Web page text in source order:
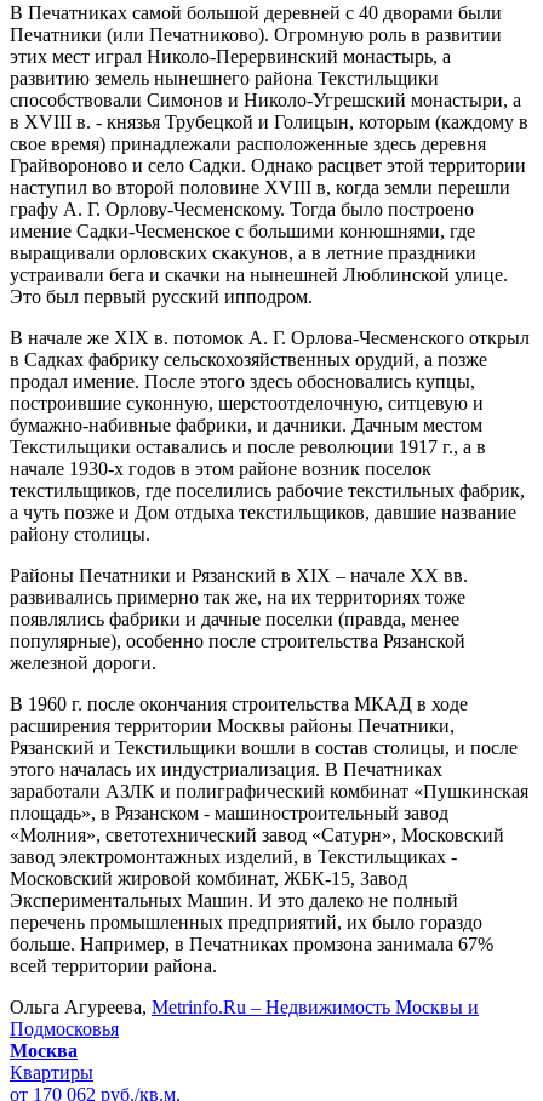
В Печатниках самой большой деревней с 40 дворами были
Печатники (или Печатниково). Огромную роль в развитии
этих мест играл Николо-Перервинский монастырь, а
развитию земель нынешнего района Текстильщики
способствовали Симонов и Николо-Угрешский монастыри, а
в XVIII в. - князья Трубецкой и Голицын, которым (каждому в
свое время) принадлежали расположенные здесь деревня
Грайвороново и село Садки. Однако расцвет этой территории
наступил во второй половине XVIII в, когда земли перешли
графу А. Г. Орлову-Чесменскому. Тогда было построено
имение Садки-Чесменское с большими конюшнями, где
выращивали орловских скакунов, а в летние праздники
устраивали бега и скачки на нынешней Люблинской улице.
Это был первый русский ипподром.
В начале же XIX в. потомок А. Г. Орлова-Чесменского открыл
в Садках фабрику сельскохозяйственных орудий, а позже
продал имение. После этого здесь обосновались купцы,
построившие суконную, шерстоотделочную, ситцевую и
бумажно-набивные фабрики, и дачники. Дачным местом
Текстильщики оставались и после революции 1917 г., а в
начале 1930-х годов в этом районе возник поселок
текстильщиков, где поселились рабочие текстильных фабрик,
а чуть позже и Дом отдыха текстильщиков, давшие название
району столицы.
Районы Печатники и Рязанский в XIX – начале XX вв.
развивались примерно так же, на их территориях тоже
появлялись фабрики и дачные поселки (правда, менее
популярные), особенно после строительства Рязанской
железной дороги.
В 1960 г. после окончания строительства МКАД в ходе
расширения территории Москвы районы Печатники,
Рязанский и Текстильщики вошли в состав столицы, и после
этого началась их индустриализация. В Печатниках
заработали АЗЛК и полиграфический комбинат «Пушкинская
площадь», в Рязанском - машиностроительный завод
«Молния», светотехнический завод «Сатурн», Московский
завод электромонтажных изделий, в Текстильщиках -
Московский жировой комбинат, ЖБК-15, Завод
Экспериментальных Машин. И это далеко не полный
перечень промышленных предприятий, их было гораздо
больше. Например, в Печатниках промзона занимала 67%
всей территории района.
Ольга Агуреева, Metrinfo.Ru – Недвижимость Москвы и
Подмосковья
Москва
Квартиры
от 170 062 руб./кв.м.